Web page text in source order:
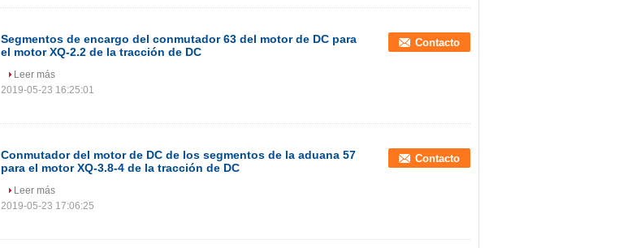
Segmentos de encargo del conmutador 63 del motor de DC para
el motor XQ-2.2 de la tracción de DC
Contacto
Leer más
2019-05-23 16:25:01
Conmutador del motor de DC de los segmentos de la aduana 57
para el motor XQ-3.8-4 de la tracción de DC
Contacto
Leer más
2019-05-23 17:06:25